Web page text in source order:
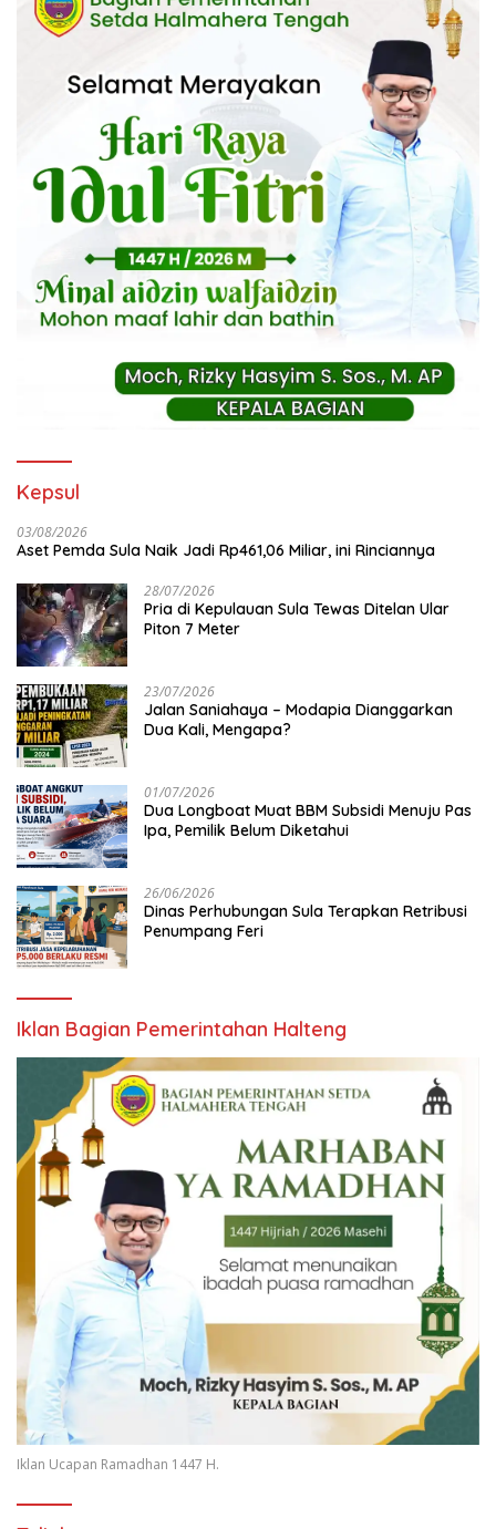
Kepsul
03/08/2026
Aset Pemda Sula Naik Jadi Rp461,06 Miliar, ini Rinciannya
28/07/2026
Pria di Kepulauan Sula Tewas Ditelan Ular
Piton 7 Meter
23/07/2026
Jalan Saniahaya – Modapia Dianggarkan
Dua Kali, Mengapa?
01/07/2026
Dua Longboat Muat BBM Subsidi Menuju Pas
Ipa, Pemilik Belum Diketahui
26/06/2026
Dinas Perhubungan Sula Terapkan Retribusi
Penumpang Feri
Iklan Bagian Pemerintahan Halteng
Iklan Ucapan Ramadhan 1447 H.